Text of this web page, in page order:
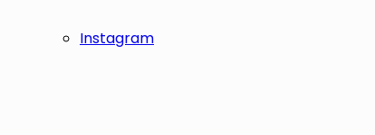
Instagram